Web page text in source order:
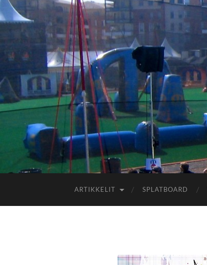
ARTIKKELIT SPLATBOARD